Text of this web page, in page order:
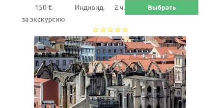
150 €
за экскурсию
Индивид. 2 ч. Выбрать